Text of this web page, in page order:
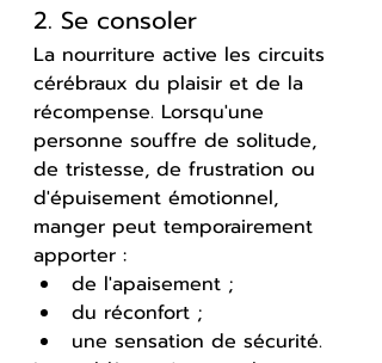
2. Se consoler
La nourriture active les circuits
cérébraux du plaisir et de la
récompense. Lorsqu'une
personne souffre de solitude,
de tristesse, de frustration ou
d'épuisement émotionnel,
manger peut temporairement
apporter :
de l'apaisement ;
du réconfort ;
une sensation de sécurité.